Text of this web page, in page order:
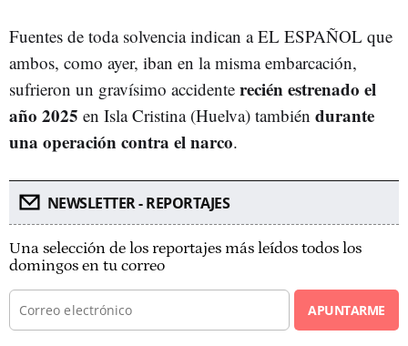
Fuentes de toda solvencia indican a EL ESPAÑOL que
ambos, como ayer, iban en la misma embarcación,
sufrieron un gravísimo accidente recién estrenado el
año 2025 en Isla Cristina (Huelva) también durante
una operación contra el narco.
NEWSLETTER - REPORTAJES
Una selección de los reportajes más leídos todos los
domingos en tu correo
APUNTARME